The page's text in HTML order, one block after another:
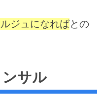
ジュになればとの
サル